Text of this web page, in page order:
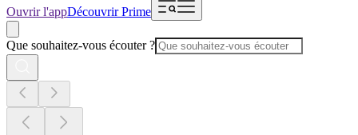
Ouvrir l'appDécouvrir Prime
Que souhaitez-vous écouter ?